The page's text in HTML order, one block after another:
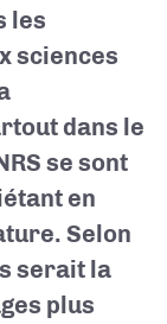
les
sciences
dans le
se sont
en
Selon
serait la
plus